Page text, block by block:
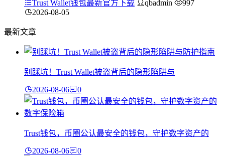
Trust Wallet钱包最新官方下载 qbadmin
997
2026-08-05
最新文章
别踩坑！Trust Wallet被盗背后的隐形陷阱与
2026-08-06 0
Trust钱包，币圈公认最安全的钱包，守护数字资产的
2026-08-06 0